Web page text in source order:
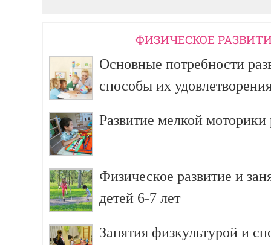
ФИЗИЧЕСКОЕ
Основные потребности
способы их
Развитие мелкой моторики
Физическое развитие и
детей 6-7 лет
Занятия физкультурой и